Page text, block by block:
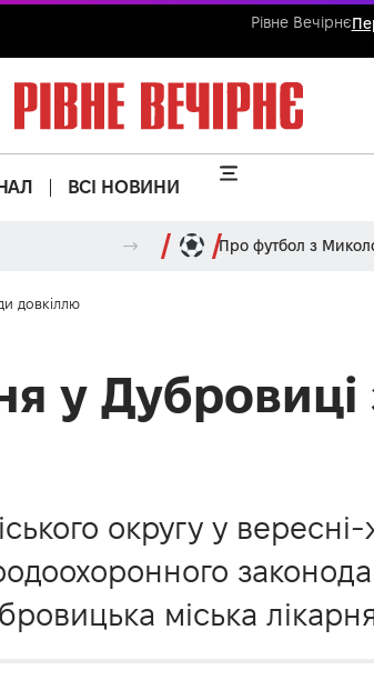
Рівне Вечірнє
ВСІ НОВИНИ
Про футбол з
довкіллю
у
округу у
міська